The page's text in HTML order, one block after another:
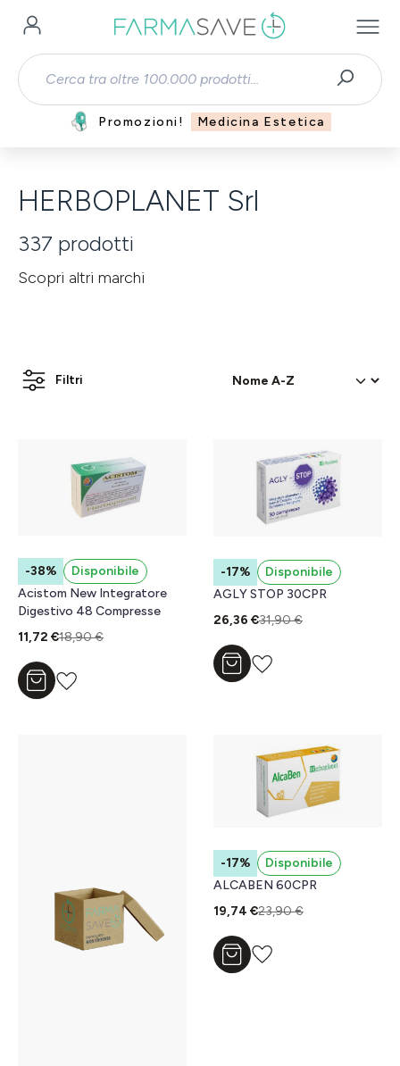
Passa al contenuto principale
Promozioni! Medicina Estetica
HERBOPLANET Srl
337 prodotti
Scopri altri marchi
Filtri
-38%
Disponibile
Acistom New Integratore
Digestivo 48 Compresse
11,72 €18,90 €
Aggiungi al carrello
-17%
Disponibile
AGLY STOP 30CPR
26,36 €31,90 €
Aggiungi al carrello
-17%
Disponibile
ALCABEN 60CPR
19,74 €23,90 €
Aggiungi al carrello